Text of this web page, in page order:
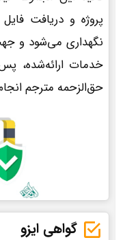
پروژه و دریافت
نگهداری می‌شود و
خدمات ارائه‌شده،
حق‌الزحمه مترجم
گواهی ایزو